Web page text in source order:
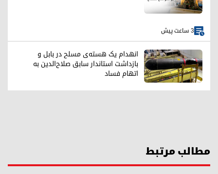
3 ساعت پیش
انهدام یک هسته‌ی مسلح در بابل و
بازداشت استاندار سابق صلاح‌الدین به
اتهام فساد
مطالب مرتبط